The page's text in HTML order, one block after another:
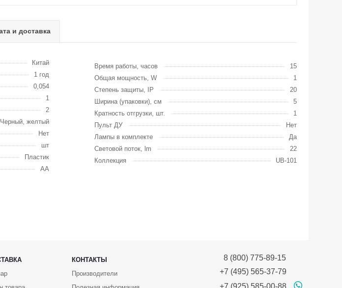
и доставка
Китай
1 год
0,054
1
2
Черный, желтый
Нет
шт
Пластик
AA
Время работы, часов
15
Общая мощность, W
1
Степень защиты, IP
20
Ширина (упаковки), см
5
Кратность отгрузки, шт.
1
Пульт ДУ
Нет
Лампы в комплекте
Да
Световой поток, lm
22
Коллекция
UB-101
КОНТАКТЫ
Производители
8 (800) 775-89-15
+7 (495) 565-37-79
+7 (925) 585-00-88